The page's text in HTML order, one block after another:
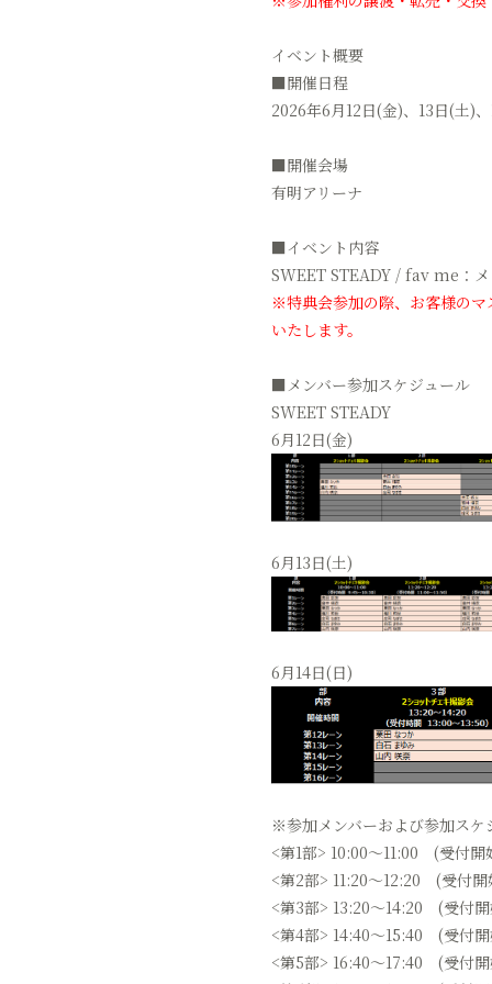
イベント概要
■開催日程
2026年6月12日(金)、13日(土)
■開催会場
有明アリーナ
■イベント内容
SWEET STEADY / fav me：
※特典会参加の際、お客様のマ
いたします。
■メンバー参加スケジュール
SWEET STEADY
6月12日(金)
6月13日(土)
6月14日(日)
※参加メンバーおよび参加スケ
<第1部> 10:00〜11:00 (受付開
<第2部> 11:20〜12:20 (受付開
<第3部> 13:20〜14:20 (受付
<第4部> 14:40〜15:40 (受付
<第5部> 16:40〜17:40 (受付